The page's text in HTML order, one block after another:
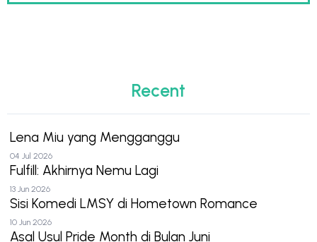
Recent
Lena Miu yang Mengganggu
04 Jul 2026
Fulfill: Akhirnya Nemu Lagi
13 Jun 2026
Sisi Komedi LMSY di Hometown Romance
10 Jun 2026
Asal Usul Pride Month di Bulan Juni